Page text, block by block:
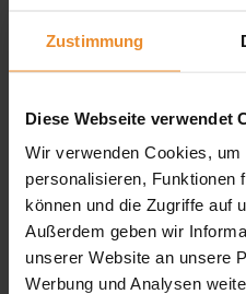
Zustimmung
Diese Webseite verwendet
Wir verwenden Cookies,
personalisieren, Funktionen
können und die Zugriffe auf
Außerdem geben wir
unserer Website an unsere
Werbung und Analysen
hier!
Aufgrund Ihrer
unsere ProvenExpert
Klicken Sie hier um Ihre